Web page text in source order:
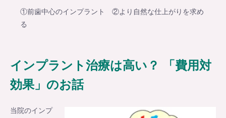
①前歯中心のインプラント ②より自然な仕上がりを求め
る
インプラント治療は高い？ 「費用対
効果」のお話
当院のインプ